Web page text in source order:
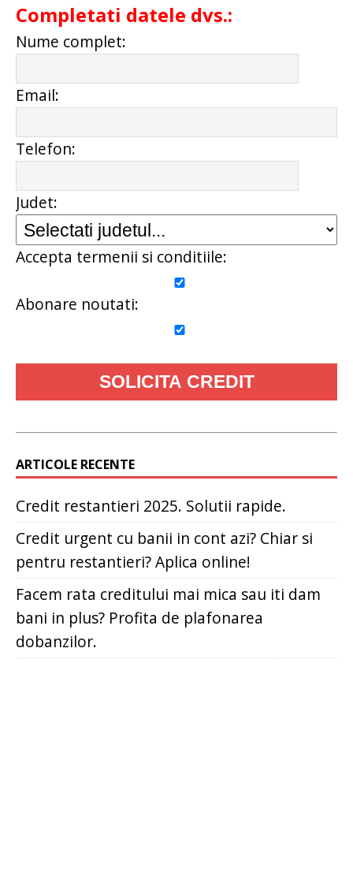
Completati datele dvs.:
Nume complet:
Email:
Telefon:
Judet:
Accepta termenii si conditiile:
Abonare noutati:
ARTICOLE RECENTE
Credit restantieri 2025. Solutii rapide.
Credit urgent cu banii in cont azi? Chiar si
pentru restantieri? Aplica online!
Facem rata creditului mai mica sau iti dam
bani in plus? Profita de plafonarea
dobanzilor.